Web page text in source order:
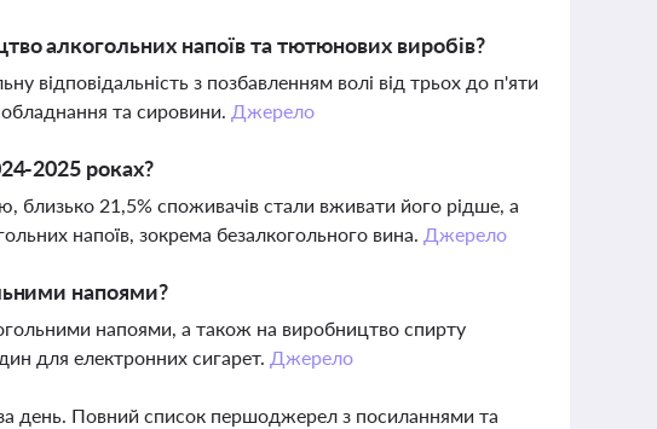
алкогольних напоїв та тютюнових виробів?
відповідальність з позбавленням волі від трьох до п'яти
та сировини. Джерело
2025 роках?
близько 21,5% споживачів стали вживати його рідше, а
напоїв, зокрема безалкогольного вина. Джерело
напоями?
напоями, а також на виробництво спирту
для електронних сигарет. Джерело
день. Повний список першоджерел з посиланнями та